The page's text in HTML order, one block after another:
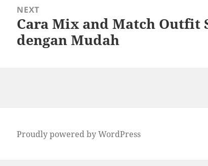
NEXT
Next
post:
Cara Mix and Match Outfit
dengan Mudah
Proudly powered by WordPress